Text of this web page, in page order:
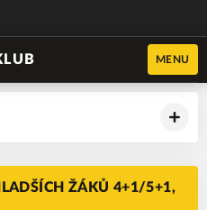
MENU
ŽÁKŮ 4+1/5+1,